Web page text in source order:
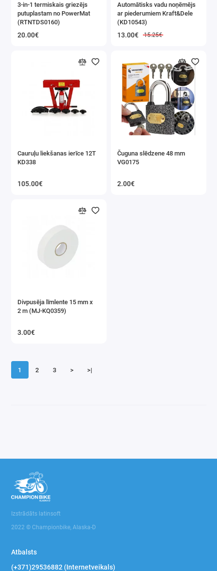
3-in-1 termiskais griezējs
putuplastam no PowerMat
(RTNTDS0160)
20.00€
Automātisks vadu noņēmējs
ar piederumiem Kraft&Dele
(KD10543)
13.00€ 15.25€
Cauruļu liekšanas ierīce 12T
KD338
105.00€
Čuguna slēdzene 48 mm
VG0175
2.00€
Divpusēja līmlente 15 mm x
2 m (MJ-KQ0359)
3.00€
1 2 3 > >|
Izstrādāts latinsoft
2022 © Championbike, Alaska-D
Atbalsts
(+371)29536882 (Internetveikals)